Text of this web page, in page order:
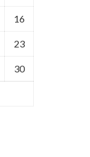
16
23
30